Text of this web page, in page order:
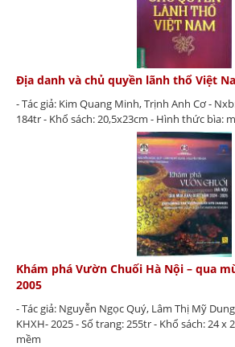
Địa danh và chủ quyền lãnh thổ Việt
- Tác giả: Kim Quang Minh, Trịnh Anh Cơ -
184tr - Khổ sách: 20,5x23cm - Hình thức bìa:
Khám phá Vườn Chuối Hà Nội – qua
2005
- Tác giả: Nguyễn Ngọc Quý, Lâm Thị Mỹ
KHXH- 2025 - Số trang: 255tr - Khổ sách: 24 x
mềm